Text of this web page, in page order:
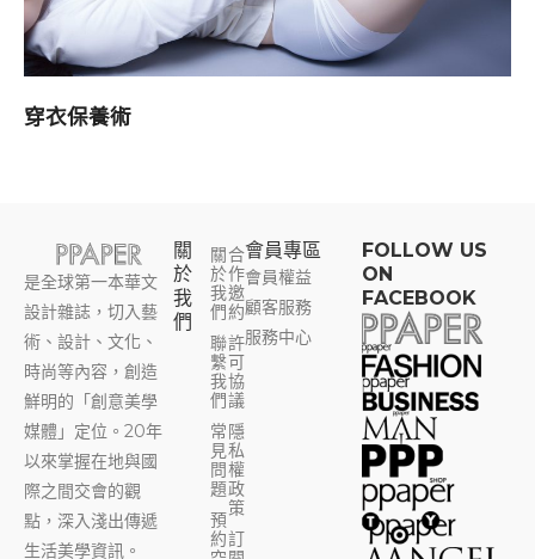
穿衣保養術
是全球第一本華文
設計雜誌，切入藝
術、設計、文化、
時尚等內容，創造
鮮明的「創意美學
媒體」定位。20年
以來掌握在地與國
際之間交會的觀
點，深入淺出傳遞
生活美學資訊。
關
於
我
們
關
於
我
們
聯
繫
我
們
常
見
問
題
預
約
合
作
邀
約
許
可
協
議
隱
私
權
政
策
訂
會員專區​
會員權益
顧客服務
服務中心
FOLLOW US
ON
FACEBOOK